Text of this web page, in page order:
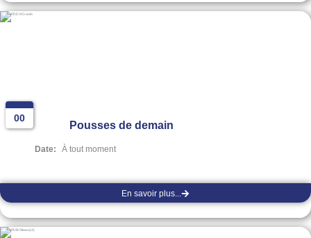
00
Pousses de demain
Date: À tout moment
En savoir plus...